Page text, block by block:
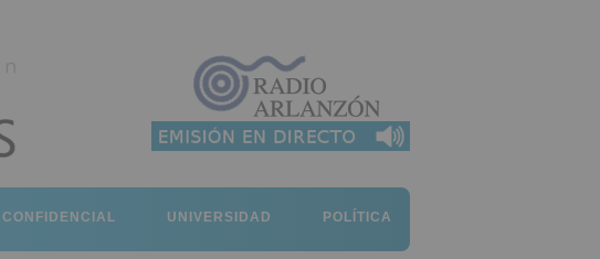
CONFIDENCIAL UNIVERSIDAD POLÍTICA